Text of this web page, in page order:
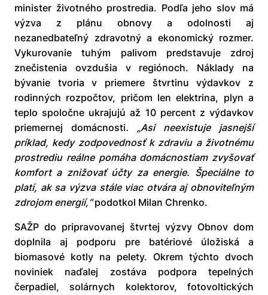
minister životného prostredia. Podľa jeho slov má
výzva z plánu obnovy a odolnosti aj
nezanedbateľný zdravotný a ekonomický rozmer.
Vykurovanie tuhým palivom predstavuje zdroj
znečistenia ovzdušia v regiónoch. Náklady na
bývanie tvoria v priemere štvrtinu výdavkov z
rodinných rozpočtov, pričom len elektrina, plyn a
teplo spoločne ukrajujú až 10 percent z výdavkov
priemernej domácnosti. „Asi neexistuje jasnejší
príklad, kedy zodpovednosť k zdraviu a životnému
prostrediu reálne pomáha domácnostiam zvyšovať
komfort a znižovať účty za energie. Špeciálne to
platí, ak sa výzva stále viac otvára aj obnoviteľným
zdrojom energií,“podotkol Milan Chrenko.
SAŽP do pripravovanej štvrtej výzvy Obnov dom
doplnila aj podporu pre batériové úložiská a
biomasové kotly na pelety. Okrem týchto dvoch
noviniek naďalej zostáva podpora tepelných
čerpadiel, solárnych kolektorov, fotovoltických